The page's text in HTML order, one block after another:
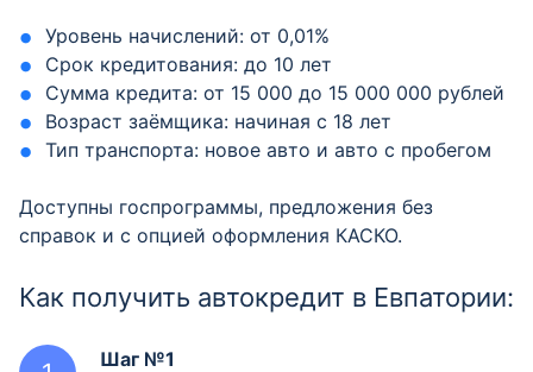
Уровень начислений: от 0,01%
Срок кредитования: до 10 лет
Сумма кредита: от 15 000 до 15 000 000 рублей
Возраст заёмщика: начиная с 18 лет
Тип транспорта: новое авто и авто с пробегом
Доступны госпрограммы, предложения без
справок и с опцией оформления КАСКО.
Как получить автокредит в Евпатории:
Шаг №1